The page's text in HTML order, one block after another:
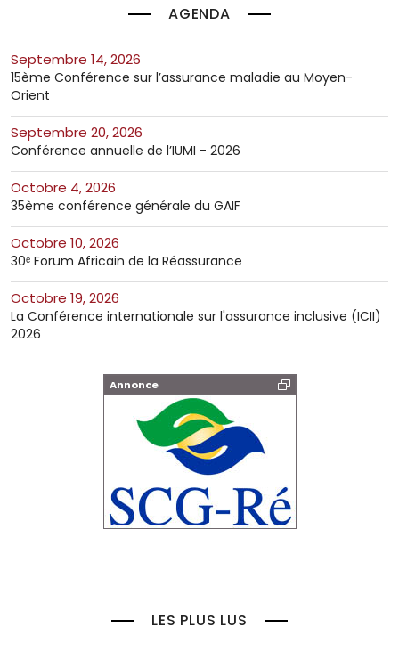
AGENDA
septembre 14, 2026
15ème Conférence sur l’assurance maladie au Moyen-
Orient
septembre 20, 2026
Conférence annuelle de l’IUMI - 2026
octobre 4, 2026
35ème conférence générale du GAIF
octobre 10, 2026
30ᵉ Forum Africain de la Réassurance
octobre 19, 2026
La Conférence internationale sur l'assurance inclusive (ICII)
2026
Annonce
LES PLUS LUS